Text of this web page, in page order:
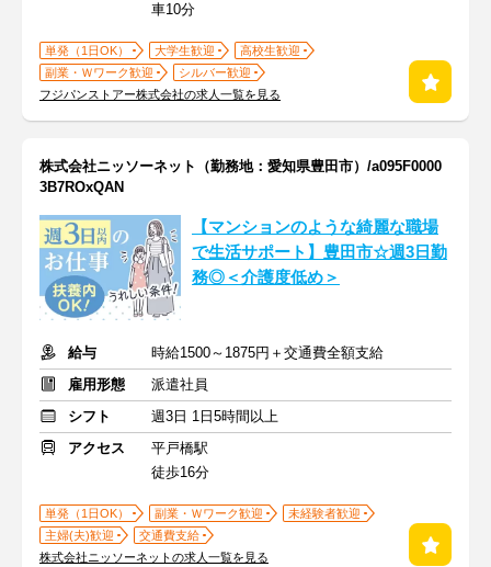
車10分
単発（1日OK） 大学生歓迎
高校生歓迎
副業・Ｗワーク歓迎
シルバー歓迎
フジパンストアー株式会社の求人一覧を見る
株式会社ニッソーネット（勤務地：愛知県豊田市）/a095F0000
3B7ROxQAN
【マンションのような綺麗な職場
で生活サポート】豊田市☆週3日勤
務◎＜介護度低め＞
給与
時給1500～1875円＋交通費全額支給
雇用形態
派遣社員
シフト
週3日 1日5時間以上
アクセス
平戸橋駅
徒歩16分
単発（1日OK） 副業・Ｗワーク歓迎
未経験者歓迎
主婦(夫)歓迎
交通費支給
株式会社ニッソーネットの求人一覧を見る